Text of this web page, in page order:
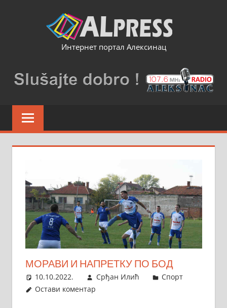
Интернет портал Алексинац
МОРАВИ И НАПРЕТКУ ПО БОД
10.10.2022. Срђан Илић
Спорт
Остави коментар